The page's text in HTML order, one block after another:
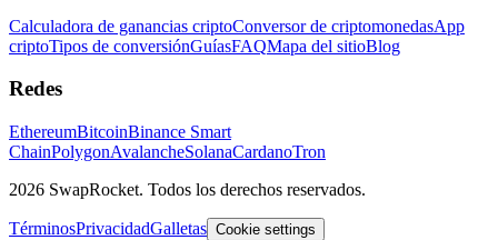
Calculadora de ganancias criptoConversor de criptomonedasApp
criptoTipos de conversiónGuíasFAQMapa del sitioBlog
Redes
EthereumBitcoinBinance Smart
ChainPolygonAvalancheSolanaCardanoTron
2026 SwapRocket. Todos los derechos reservados.
TérminosPrivacidadGalletas Cookie settings